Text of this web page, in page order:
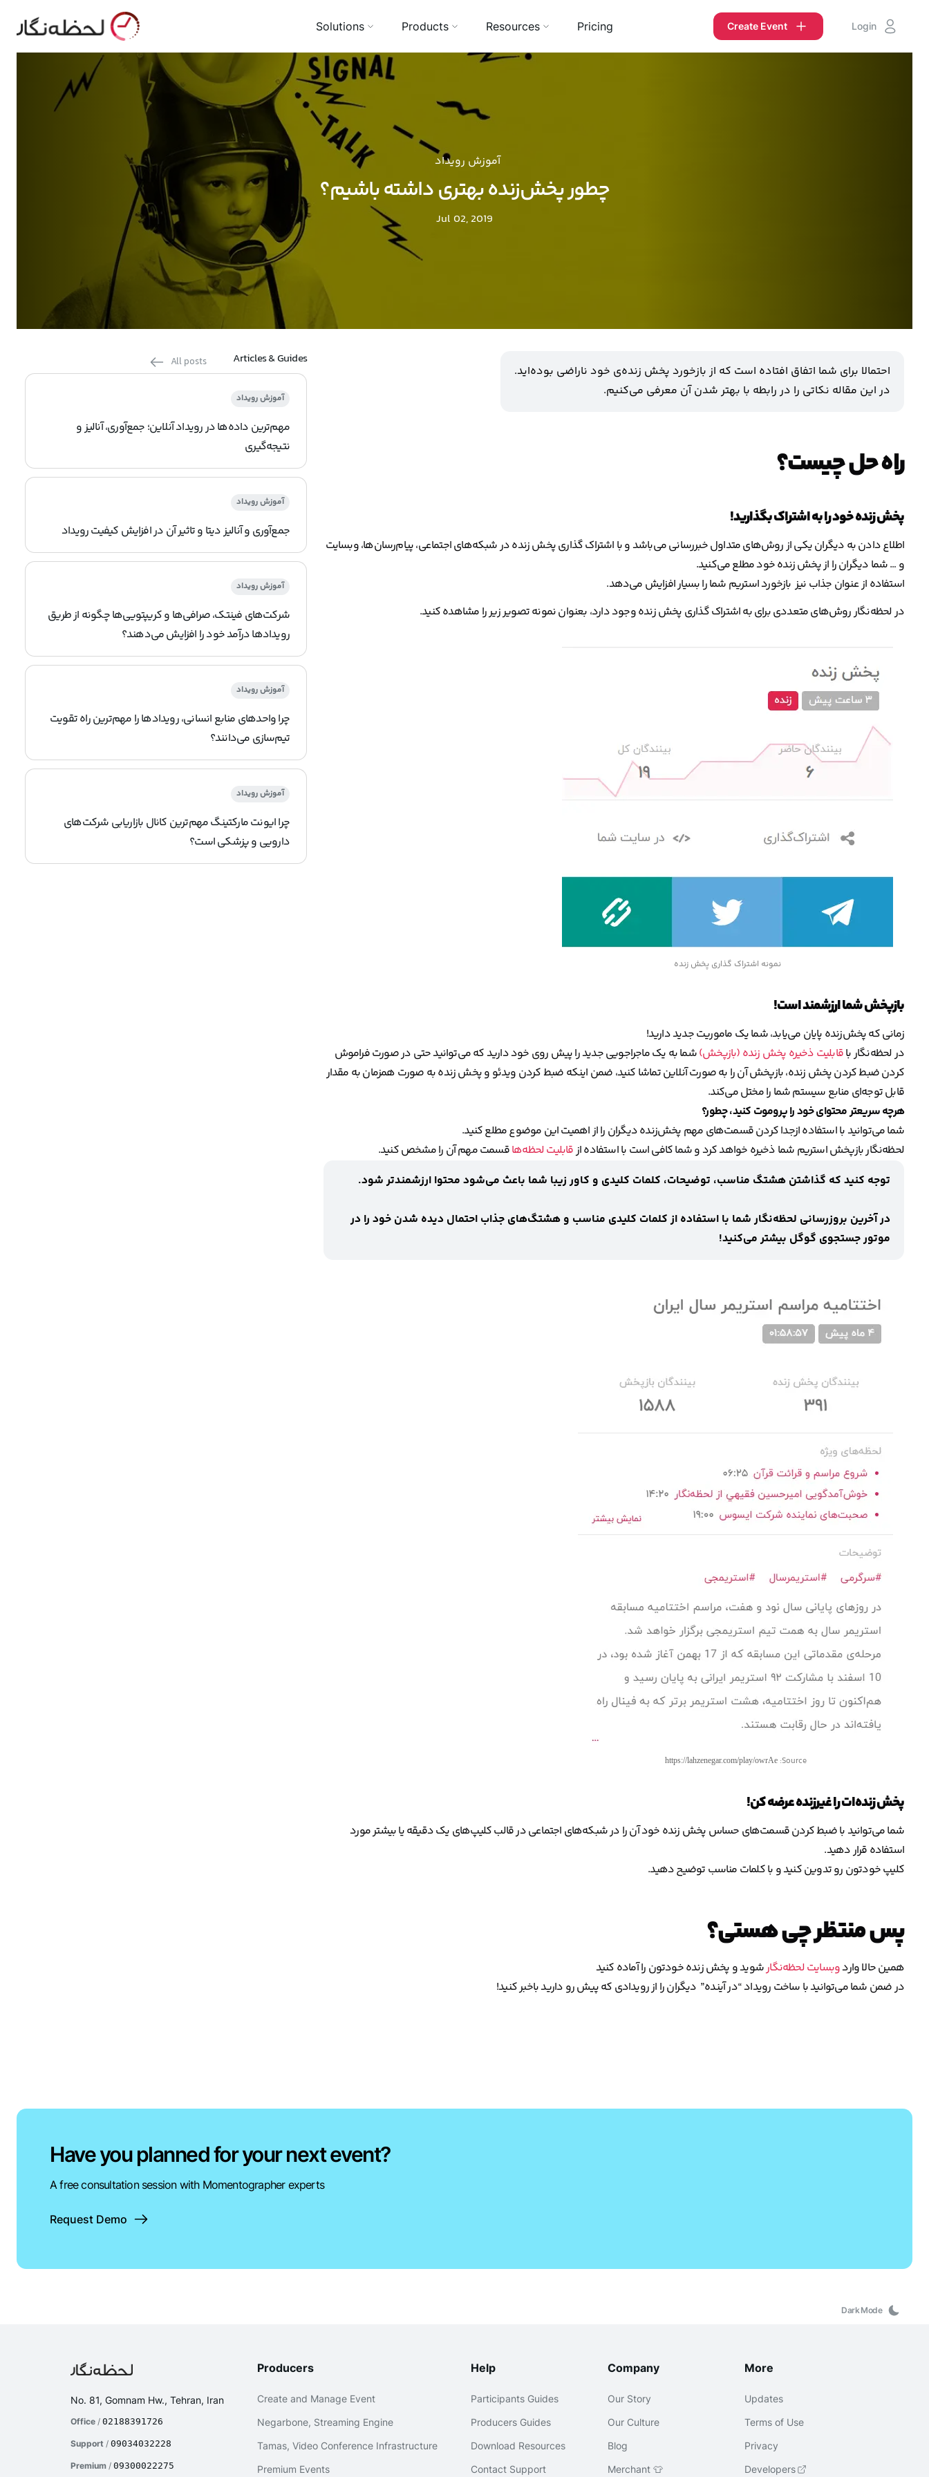
Solutions Products Resources Pricing Create Event Login
آموزش رویداد
چطور پخش‌زنده‌ بهتری داشته باشیم؟
Jul 02, 2019
احتمالا برای شما اتفاق افتاده است که از بازخورد پخش زنده‌ی خود ناراضی بوده‌اید.
در این مقاله نکاتی را در رابطه با بهتر شدن آن معرفی می‌کنیم.
راه حل چیست؟
پخش زنده خود را به اشتراک بگذارید!
اطلاع دادن به دیگران یکی از روش‌های متداول خبررسانی می‌باشد و با اشتراک گذاری پخش‌ زنده در شبکه‌های اجتماعی، پیام‌رسان‌ها، وبسایت
و … شما دیگران را از پخش زنده خود مطلع می‌کنید.
استفاده از عنوان جذاب نیز بازخورد استریم شما را بسیار افزایش می‌دهد.
در لحظه‌نگار روش‌های متعددی برای به اشتراک گذاری پخش زنده وجود دارد، بعنوان نمونه تصویر زیر را مشاهده کنید.
نمونه اشتراک گذاری پخش زنده
بازپخش شما ارزشمند است!
زمانی که پخش‌زنده پایان می‌یابد، شما یک ماموریت جدید دارید!
در لحظه‌نگار باقابلیت ذخیره پخش زنده (بازپخش)شما به یک ماجراجویی جدید را پیش روی خود دارید که می‌توانید حتی در صورت فراموش
کردن ضبط کردن پخش زنده‌، بازپخش آن را به صورت آنلاین تماشا کنید، ضمن اینکه ضبط کردن ویدئو و پخش زنده به صورت همزمان به مقدار
قابل توجه‌ای منابع سیستم شما را مختل می‌کند.
هرچه سریعتر محتوای خود را پروموت کنید، چطور؟
شما می‌توانید با استفاده ازجدا کردن قسمت‌های مهم پخش‌زنده دیگران را از اهمیت این موضوع مطلع کنید.
لحظه‌نگار بازپخش استریم شما ذخیره‌ خواهد کرد و شما کافی است با استفاده ازقابلیت لحظه‌هاقسمت مهم آن را مشخص کنید.
توجه کنید که گذاشتن هشتگ مناسب، توضیحات، کلمات کلیدی و کاور زیبا شما باعث می‌شود محتوا ارزشمندتر شود.
در آخرین بروزرسانی لحظه‌نگار شما با استفاده از کلمات کلیدی مناسب و هشتگ‌های جذاب احتمال دیده شدن خود را در
موتور جستجوی گوگل بیشتر می‌کنید!
Source:
https://lahzenegar.com/play/owrAe
پخش زنده‌ات را غیرزنده عرضه کن!
شما می‌توانید با ضبط کردن قسمت‌های حساس پخش زنده خود آن را در شبکه‌های اجتماعی در قالب کلیپ‌های یک دقیقه یا بیشتر مورد
استفاده قرار دهید.
کلیپ خودتون رو تدوین کنید و با کلمات مناسب توضیح دهید.
پس منتظر چی هستی؟
همین حالا واردوبسایت لحظه‌نگارشوید و پخش زنده خودتون را آماده کنید
در ضمن شما می‌توانید با ساخت رویداد “در آینده” دیگران را از رویدادی که پیش رو دارید باخبر کنید!
Articles & Guides
All posts
آموزش رویداد
مهم‌ترین داده‌ها در رویداد آنلاین؛ جمع‌آوری، آنالیز و
نتیجه‌گیری
آموزش رویداد
جمع‌آوری و آنالیز دیتا و تاثیر آن در افزایش کیفیت رویداد
آموزش رویداد
شرکت‌های فینتک، صرافی‌ها و کریپتویی‌ها چگونه از طریق
رویدادها درآمد خود را افزایش می‌دهند؟
آموزش رویداد
چرا واحدهای منابع انسانی، رویدادها را مهم‌ترین راه تقویت
تیم‌سازی می‌دانند؟
آموزش رویداد
چرا ایونت مارکتینگ مهم‌ترین کانال بازاریابی شرکت‌های
دارویی و پزشکی است؟
Have you planned for your next event?
A free consultation session with Momentographer experts
Request Demo
Dark Mode
No. 81, Gomnam Hw., Tehran, Iran
Office/ 02188391726
Support/ 09034032228
Premium/ 09300022275
Producers
Create and Manage Event
Negarbone, Streaming Engine
Tamas, Video Conference Infrastructure
Premium Events
Help
Participants Guides
Producers Guides
Download Resources
Contact Support
Company
Our Story
Our Culture
Blog
Merchant 👕
More
Updates
Terms of Use
Privacy
Developers